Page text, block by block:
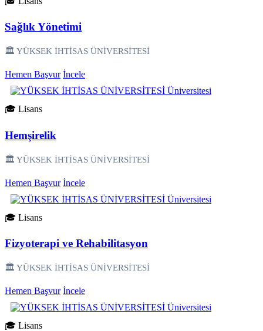
Sağlık Yönetimi
🏛️ YÜKSEK İHTİSAS ÜNİVERSİTESİ
Hemen Başvur İncele
🎓 Lisans
Hemşirelik
🏛️ YÜKSEK İHTİSAS ÜNİVERSİTESİ
Hemen Başvur İncele
🎓 Lisans
Fizyoterapi ve Rehabilitasyon
🏛️ YÜKSEK İHTİSAS ÜNİVERSİTESİ
Hemen Başvur İncele
🎓 Lisans